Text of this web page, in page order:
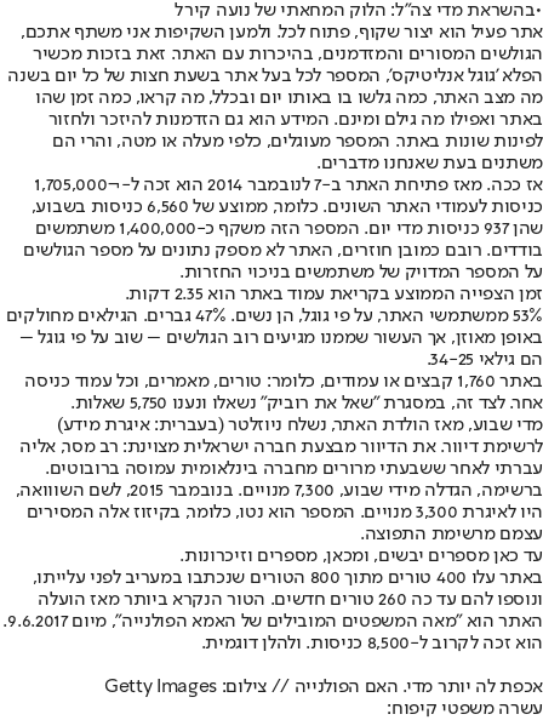
•בהשראת מדי צה"ל: הלוק המחאתי של נועה קירל
אתר פעיל הוא יצור שקוף, פתוח לכל. ולמען השקיפות אני משתף אתכם,
הגולשים המסורים והמזדמנים, בהיכרות עם האתר. זאת בזכות מכשיר
הפלא 'גוגל אנליטיקס', המספר לכל בעל אתר בשעת חצות של כל יום בשנה
מה מצב האתר, כמה גלשו בו באותו יום ובכלל, מה קראו, כמה זמן שהו
באתר ואפילו מה גילם ומינם. המידע הוא גם הזדמנות להיזכר ולחזור
לפינות שונות באתר. המספר מעוגלים, כלפי מעלה או מטה, והרי הם
משתנים בעת שאנחנו מדברים.
אז ככה. מאז פתיחת האתר ב-7 לנובמבר 2014 הוא זכה ל-¬1,705,000
כניסות לעמודי האתר השונים. כלומר, ממוצע של 6,560 כניסות בשבוע,
שהן 937 כניסות מדי יום. המספר הזה משקף כ-1,400,000 משתמשים
בודדים. רובם כמובן חוזרים, האתר לא מספק נתונים על מספר הגולשים
על המספר המדויק של משתמשים בניכוי החזרות.
זמן הצפייה הממוצע בקריאת עמוד באתר הוא 2.35 דקות.
53% ממשתמשי האתר, על פי גוגל, הן נשים. 47% גברים. הגילאים מחולקים
באופן מאוזן, אך העשור שממנו מגיעים רוב הגולשים – שוב על פי גוגל –
הם גילאי 34-25.
באתר 1,760 קבצים או עמודים, כלומר: טורים, מאמרים, וכל עמוד כניסה
אחר. לצד זה, במסגרת "שאל את רוביק" נשאלו ונענו 5,750 שאלות.
מדי שבוע, מאז הולדת האתר, נשלח ניוזלטר (בעברית: איגרת מידע)
לרשימת דיוור. את הדיוור מבצעת חברה ישראלית מצוינת: רב מסר, אליה
עברתי לאחר ששבעתי מרורים מחברה בינלאומית עמוסה ברובוטים.
ברשימה, הגדלה מידי שבוע, 7,300 מנויים. בנובמבר 2015, לשם השווואה,
היו לאיגרת 3,300 מנויים. המספר הוא נטו, כלומר, בקיזוז אלה המסירים
עצמם מרשימת התפוצה.
עד כאן מספרים יבשים, ומכאן, מספרים וזיכרונות.
באתר עלו 400 טורים מתוך 800 הטורים שנכתבו במעריב לפני עלייתו,
ונוספו להם עד כה 260 טורים חדשים. הטור הנקרא ביותר מאז הועלה
האתר הוא "מאה המשפטים המובילים של האמא הפולנייה", מיום 9.6.2017.
הוא זכה לקרוב ל-8,500 כניסות. ולהלן דוגמית.
אכפת לה יותר מדי. האם הפולנייה // צילום: Getty Images
עשרה משפטי קיפוח: